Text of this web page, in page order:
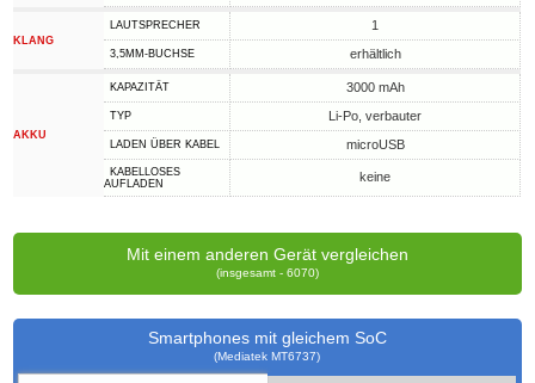
KLANG
LAUTSPRECHER 1
3,5MM-BUCHSE erhältlich
AKKU
KAPAZITÄT 3000 mAh
TYP Li-Po, verbauter
LADEN ÜBER KABEL microUSB
KABELLOSES
AUFLADEN
keine
Mit einem anderen Gerät vergleichen
(insgesamt - 6070)
Smartphones mit gleichem SoC
(Mediatek MT6737)